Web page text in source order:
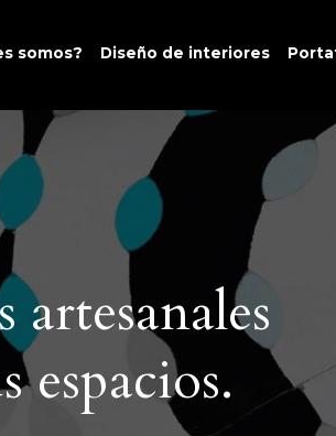
somos? Diseño de interiores
artesanales
espacios.